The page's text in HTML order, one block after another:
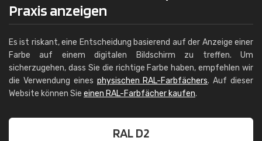
Praxis anzeigen
Es ist riskant, eine Entscheidung basierend auf der Anzeige einer
Farbe auf einem digitalen Bildschirm zu treffen. Um
sicherzugehen, dass Sie die richtige Farbe haben, empfehlen wir
die Verwendung eines physischen RAL-Farbfächers. Auf dieser
Website können Sie einen RAL-Farbfächer kaufen.
RAL D2